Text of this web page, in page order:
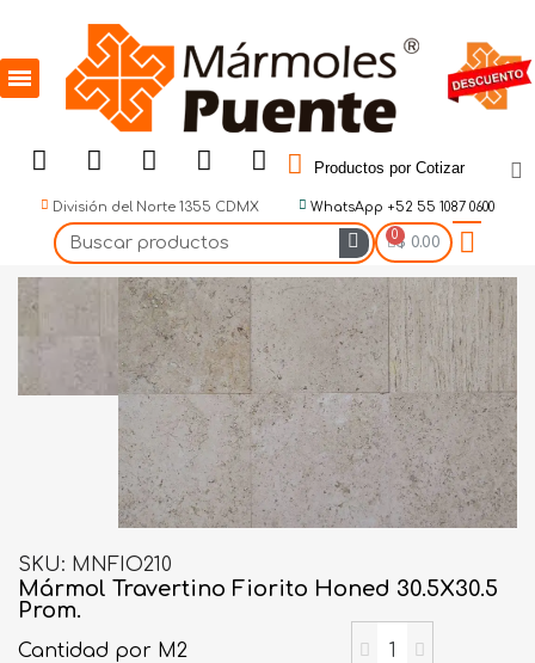
Productos por Cotizar
División del Norte 1355 CDMX WhatsApp +52 55 1087 0600
$ 0.00
SKU MNFIO210
Mármol Travertino Fiorito Honed 30.5X30.5
Prom.
Cantidad por M2